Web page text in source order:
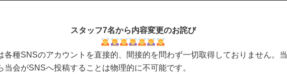
スタッフ7名から内容変更のお詫び
各種SNSのアカウントを直接的、間接的を問わず一切取得しておりません。当
当会がSNSへ投稿することは物理的に不可能です。